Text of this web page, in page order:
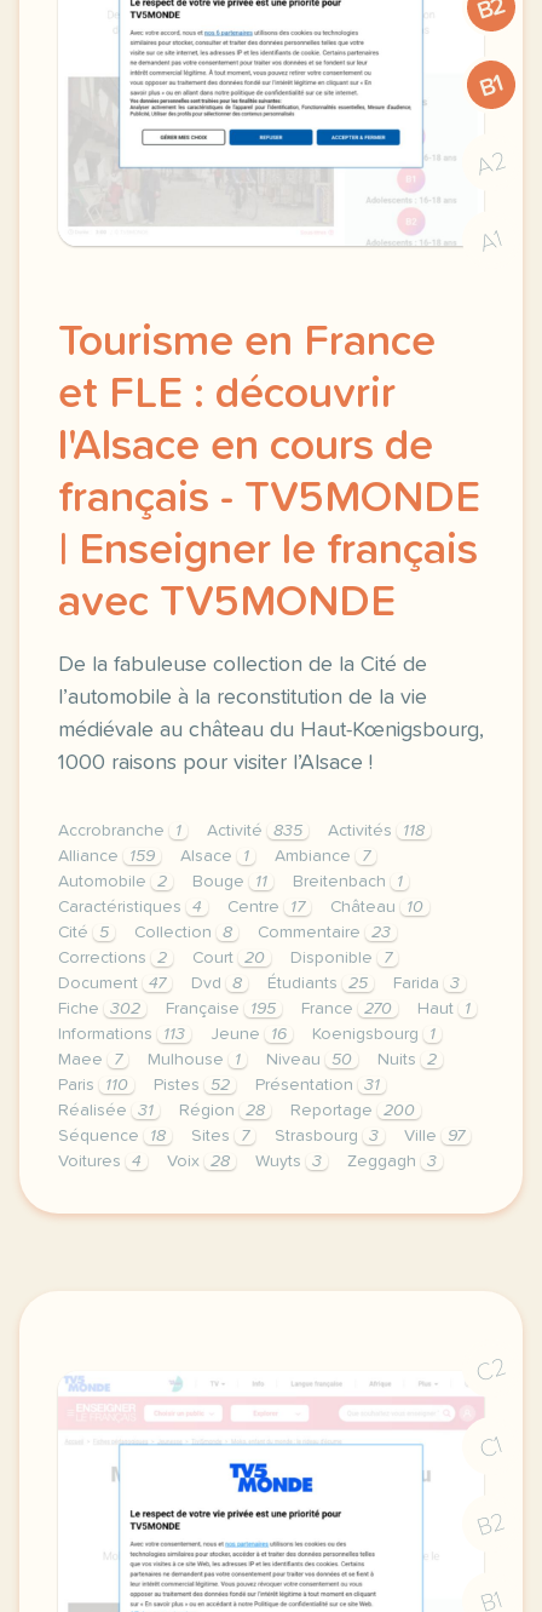
B2
B1
A2
A1
Tourisme en France
et FLE : découvrir
l'Alsace en cours de
français - TV5MONDE
| Enseigner le français
avec TV5MONDE
De la fabuleuse collection de la Cité de
l’automobile à la reconstitution de la vie
médiévale au château du Haut-Kœnigsbourg,
1000 raisons pour visiter l’Alsace !
Accrobranche 1 Activité 835 Activités
118
Alliance
159 Alsace 1 Ambiance
7
Automobile
2 Bouge 11 Breitenbach
1
Caractéristiques
4 Centre 17 Château
10
Cité
5 Collection 8 Commentaire
23
Corrections
2 Court 20 Disponible
7
Document
47 Dvd 8 Étudiants 25 Farida
3
Fiche
302 Française 195 France 270 Haut
1
Informations
113 Jeune 16 Koenigsbourg
1
Maee
7 Mulhouse 1 Niveau 50 Nuits
2
Paris
110 Pistes 52 Présentation
31
Réalisée
31 Région 28 Reportage
200
Séquence
18 Sites 7 Strasbourg 3 Ville
97
Voitures
4 Voix 28 Wuyts 3 Zeggagh 3
le respect de votre vie privee est une priorite
C2
C1
B2
B1